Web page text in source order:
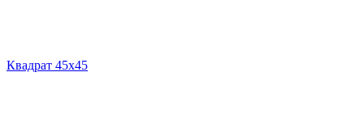
Квадрат 45х45